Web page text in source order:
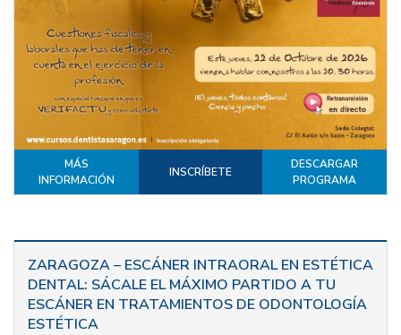
MÁS
INFORMACIÓN
INSCRÍBETE
DESCARGAR
PROGRAMA
ZARAGOZA – ESCÁNER INTRAORAL EN ESTÉTICA
DENTAL: SÁCALE EL MÁXIMO PARTIDO A TU
ESCÁNER EN TRATAMIENTOS DE ODONTOLOGÍA
ESTÉTICA